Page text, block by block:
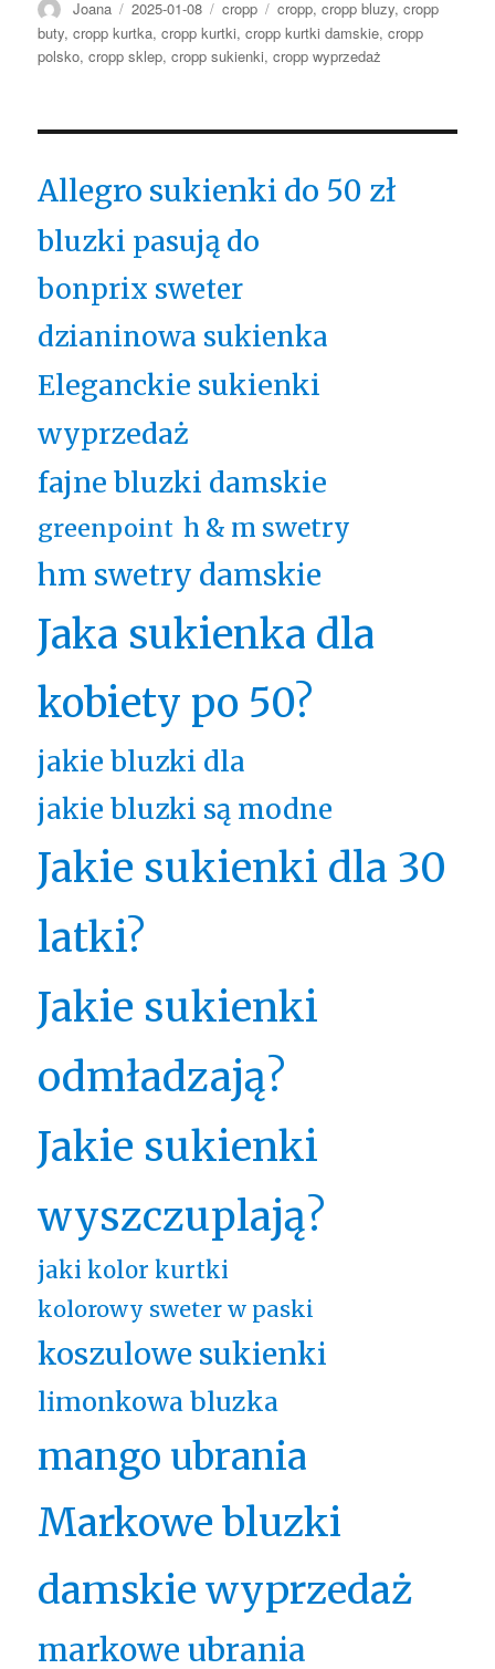
Autor
Joana Opublikowano
2025-01-08 Kategorie
cropp Tagi
cropp,cropp bluzy,cropp
buty,cropp kurtka,cropp kurtki,cropp kurtki damskie,cropp
polsko,cropp sklep,cropp sukienki,cropp wyprzedaż
Allegro sukienki do 50 zł
bluzki pasują do
bonprix sweter
dzianinowa sukienka
Eleganckie sukienki
wyprzedaż
fajne bluzki damskie
greenpoint h & m swetry
hm swetry damskie
Jaka sukienka dla
kobiety po 50?
jakie bluzki dla
jakie bluzki są modne
Jakie sukienki dla 30
latki?
Jakie sukienki
odmładzają?
Jakie sukienki
wyszczuplają?
jaki kolor kurtki
kolorowy sweter w paski
koszulowe sukienki
limonkowa bluzka
mango ubrania
Markowe bluzki
damskie wyprzedaż
markowe ubrania